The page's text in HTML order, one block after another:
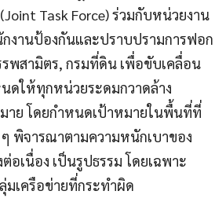
Task Force) ร่วมกับหน่วยงาน
กงานป้องกันและปราบปรามการฟอก
รพสามิตร, กรมที่ดิน เพื่อขับเคลื่อน
ดให้ทุกหน่วยระดมกวาดล้าง
าย โดยกำหนดเป้าหมายในพื้นที่ที่
พิจารณาตามความหนักเบาของ
เนื่อง เป็นรูปธรรม โดยเฉพาะ
เครือข่ายที่กระทำผิด